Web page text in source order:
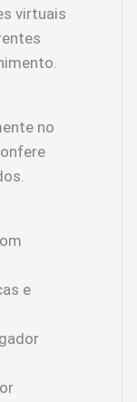
virtuais
no
e